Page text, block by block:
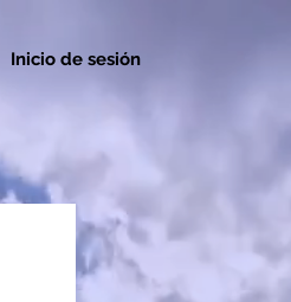
Inicio de sesión